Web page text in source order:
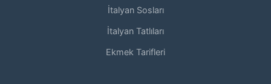
İtalyan Sosları
İtalyan Tatlıları
Ekmek Tarifleri